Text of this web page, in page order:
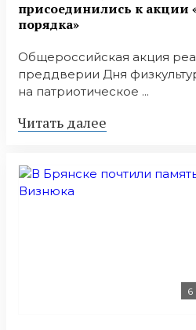
присоединились к акции
порядка»
Общероссийская акция
преддверии Дня
на патриотическое ...
Читать далее
6